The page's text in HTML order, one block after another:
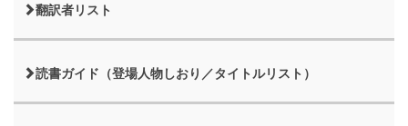
翻訳者リスト
読書ガイド（登場人物しおり／タイトルリスト）